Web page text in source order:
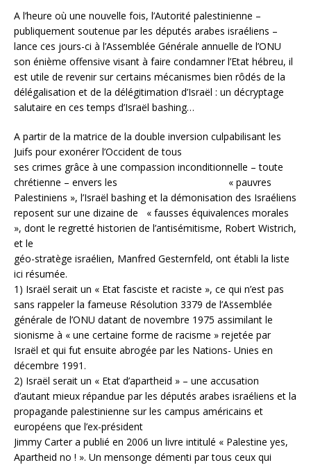
A l’heure où une nouvelle fois, l’Autorité palestinienne –
publiquement soutenue par les députés arabes israéliens –
lance ces jours-ci à l’Assemblée Générale annuelle de l’ONU
son énième offensive visant à faire condamner l’Etat hébreu, il
est utile de revenir sur certains mécanismes bien rôdés de la
délégalisation et de la délégitimation d’Israël : un décryptage
salutaire en ces temps d’Israël bashing…
A partir de la matrice de la double inversion culpabilisant les
Juifs pour exonérer l’Occident de tous
ses crimes grâce à une compassion inconditionnelle – toute
chrétienne – envers les « pauvres
Palestiniens », l’Israël bashing et la démonisation des Israéliens
reposent sur une dizaine de « fausses équivalences morales
», dont le regretté historien de l’antisémitisme, Robert Wistrich,
et le
géo-stratège israélien, Manfred Gesternfeld, ont établi la liste
ici résumée.
1) Israël serait un « Etat fasciste et raciste », ce qui n’est pas
sans rappeler la fameuse Résolution 3379 de l’Assemblée
générale de l’ONU datant de novembre 1975 assimilant le
sionisme à « une certaine forme de racisme » rejetée par
Israël et qui fut ensuite abrogée par les Nations- Unies en
décembre 1991.
2) Israël serait un « Etat d’apartheid » – une accusation
d’autant mieux répandue par les députés arabes israéliens et la
propagande palestinienne sur les campus américains et
européens que l’ex-président
Jimmy Carter a publié en 2006 un livre intitulé « Palestine yes,
Apartheid no ! ». Un mensonge démenti par tous ceux qui